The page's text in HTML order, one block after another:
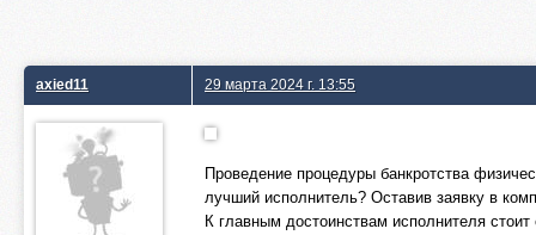
axied11 29 марта 2024 г. 13:55
Проведение процедуры банкротства
лучший исполнитель? Оставив заявку в
К главным достоинствам исполнителя